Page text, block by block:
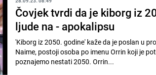
Čovjek tvrdi da je kiborg iz
ljude na - apokalipsu
'Kiborg iz 2050. godine' kaže da je poslan u
Naime, postoji osoba po imenu Orrin koji je
poznajemo nestati 2050. Orrin...